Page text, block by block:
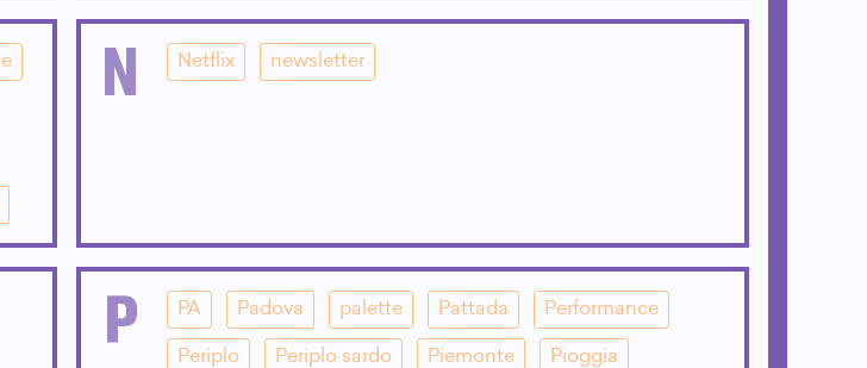
N Netflix newsletter
P PA Padova palette Pattada Performance
Periplo Periplo sardo Piemonte Pioggia